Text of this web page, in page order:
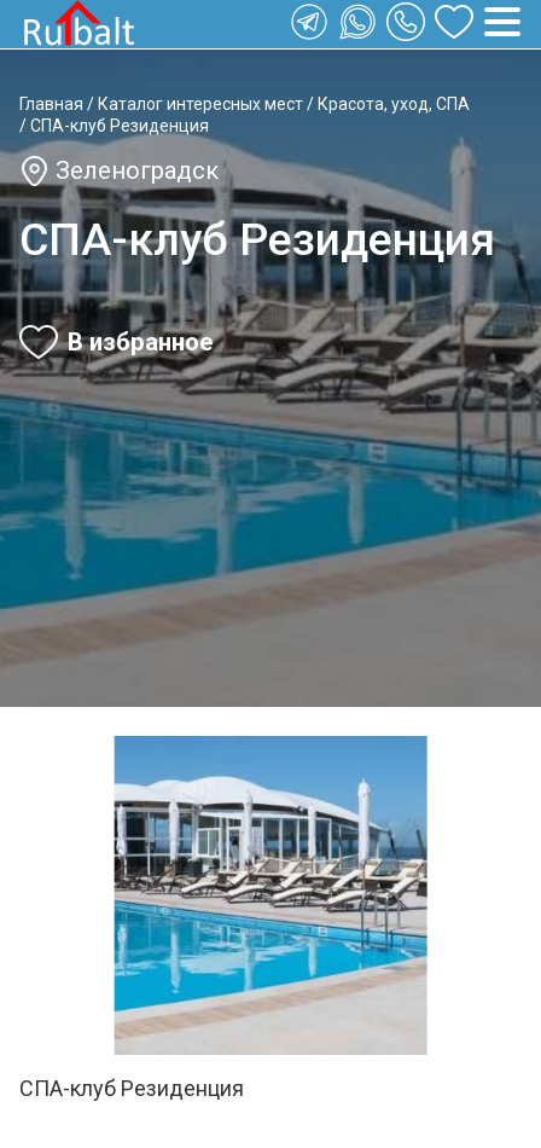
Главная / Каталог интересных мест/ Красота, уход, СПА
/СПА-клуб Резиденция
Зеленоградск
СПА-клуб Резиденция
В избранное
СПА-клуб Резиденция